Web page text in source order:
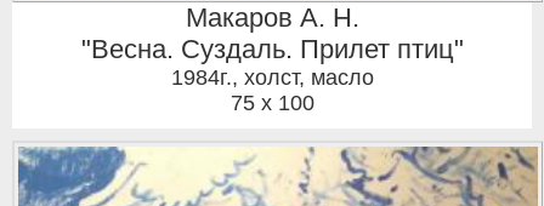
Макаров А. Н.
"Весна. Суздаль. Прилет птиц"
1984г., холст, масло
75 x 100